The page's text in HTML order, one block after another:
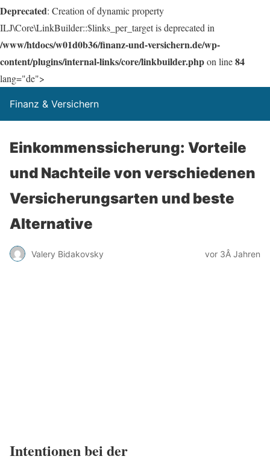
Deprecated: Creation of dynamic property
ILJ\Core\LinkBuilder::$links_per_target is deprecated in
/www/htdocs/w01d0b36/finanz-und-versichern.de/wp-
content/plugins/internal-links/core/linkbuilder.phpon line84
lang="de">
Finanz & Versichern
Einkommenssicherung: Vorteile
und Nachteile von verschiedenen
Versicherungsarten und beste
Alternative
Valery Bidakovsky vor 3Â Jahren
Intentionen bei der